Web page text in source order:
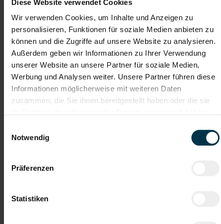
Diese Website verwendet Cookies
Wir verwenden Cookies, um Inhalte und Anzeigen zu
personalisieren, Funktionen für soziale Medien anbieten zu
können und die Zugriffe auf unsere Website zu analysieren.
Außerdem geben wir Informationen zu Ihrer Verwendung
unserer Website an unsere Partner für soziale Medien,
Werbung und Analysen weiter. Unsere Partner führen diese
Informationen möglicherweise mit weiteren Daten
zusammen, die Sie ihnen bereitgestellt haben oder die sie
Notwendig
Präferenzen
Statistiken
Mit WhatsApp bewerben
Jetzt bewerben
ab EUR 3.832,26